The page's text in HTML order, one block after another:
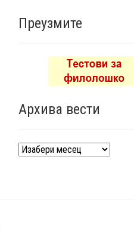
Преузмите
Архива вести
Архива